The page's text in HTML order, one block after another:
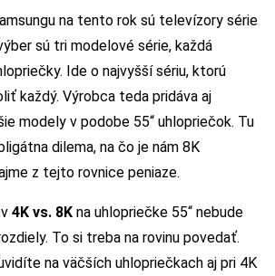
na tento rok sú televízory série
sú tri modelové série, každá
Ide o najvyšší sériu, ktorú
každý. Výrobca teda pridáva aj
modely v podobe 55“ uhlopriečok. Tu
dilema, na čo je nám 8K
z tejto rovnice peniaze.
4K vs. 8K na uhlopriečke 55“ nebude
To si treba na rovinu povedať.
na väčších uhlopriečkach aj pri 4K